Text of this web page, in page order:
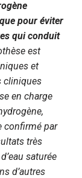
pour éviter
qui conduit
est
et
cliniques
en charge
confirmé par
très
saturée
d’autres